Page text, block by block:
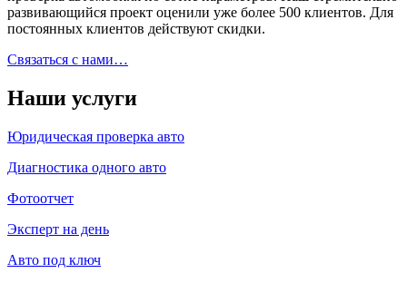
развивающийся проект оценили уже более 500 клиентов. Для
постоянных клиентов действуют скидки.
Связаться с нами…
Наши услуги
Юридическая проверка авто
Диагностика одного авто
Фотоотчет
Эксперт на день
Авто под ключ